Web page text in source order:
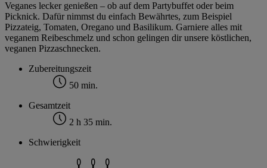
Veganes lecker genießen – ob auf dem Partybuffet oder beim
Picknick. Dafür nimmst du einfach Bewährtes, zum Beispiel
Pizzateig, Tomaten, Oregano und Basilikum. Garniere alles mit
veganem Reibeschmelz und schon gelingen dir unsere köstlichen,
veganen Pizzaschnecken.
Zubereitungszeit
50 min.
Gesamtzeit
2 h 35 min.
Schwierigkeit